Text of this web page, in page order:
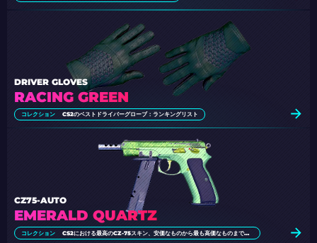
RACING GREEN
DRIVER GLOVES
コレクション CS2のベストドライバーグローブ：ランキングリスト
EMERALD QUARTZ
CZ75-AUTO
コレクション CS2における最高のCZ-75スキン、安価なものから最も高価なものまでの選択肢